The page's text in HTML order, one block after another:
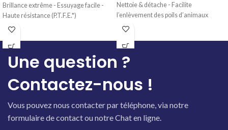
Brillance extrême - Essuyage facile -
Haute résistance (P.T.F.E.*)
Nettoie & détache - Facilite
l’enlèvement des poils d’animaux
Une question ?
Contactez-nous !
Vous pouvez nous contacter par téléphone, via notre
formulaire de contact ou notre Chat en ligne.